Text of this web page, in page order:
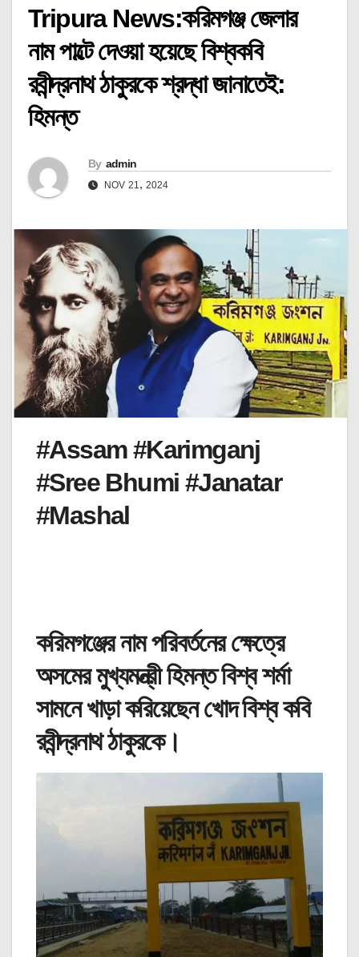
Tripura News:করিমগঞ্জ জেলার
নাম পাল্টে দেওয়া হয়েছে বিশ্বকবি
রবীন্দ্রনাথ ঠাকুরকে শ্রদ্ধা জানাতেই:
হিমন্ত
By admin
NOV 21, 2024
#Assam #Karimganj
#Sree Bhumi #Janatar
#Mashal
করিমগঞ্জের নাম পরিবর্তনের ক্ষেত্রে
অসমের মুখ্যমন্ত্রী হিমন্ত বিশ্ব শর্মা
সামনে খাড়া করিয়েছেন খোদ বিশ্ব কবি
রবীন্দ্রনাথ ঠাকুরকে।